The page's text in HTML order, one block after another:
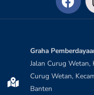
Graha
Jalan Curug
Curug Wetan,
Banten